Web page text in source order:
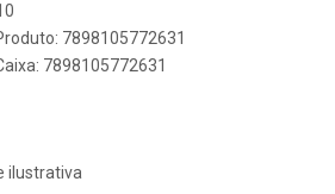
7898105772631
7898105772631
ilustrativa